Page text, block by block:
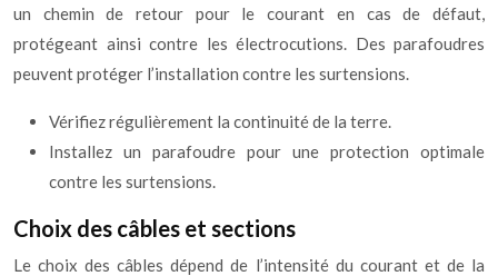
un chemin de retour pour le courant en cas de défaut,
protégeant ainsi contre les électrocutions. Des parafoudres
peuvent protéger l’installation contre les surtensions.
Vérifiez régulièrement la continuité de la terre.
Installez un parafoudre pour une protection optimale
contre les surtensions.
Choix des câbles et sections
Le choix des câbles dépend de l’intensité du courant et de la